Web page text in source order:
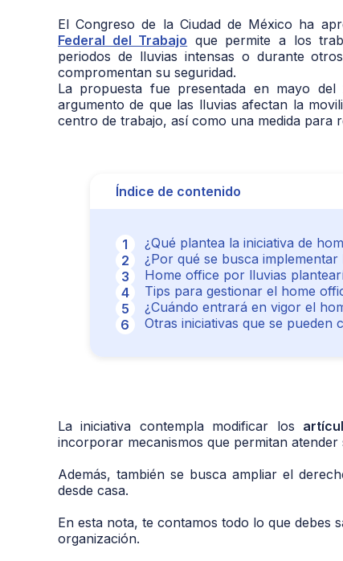
El Congreso de la Ciudad de México ha
Federal del Trabajo que permite a los
periodos de lluvias intensas o durante
compromentan su seguridad.
La propuesta fue presentada en mayo
argumento de que las lluvias afectan la
centro de trabajo, así como una medida para
Índice de contenido
¿Qué plantea la iniciativa de
¿Por qué se busca
Home office por lluvias
Tips para gestionar el home
¿Cuándo entrará en vigor el
Otras iniciativas que se pueden
La iniciativa contempla modificar los
incorporar mecanismos que permitan
Además, también se busca ampliar el
desde casa.
En esta nota, te contamos todo lo que debes
organización.